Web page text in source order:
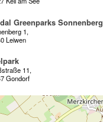
Greenparks Sonnenberg
1,
Leiwen
11,
Gondorf